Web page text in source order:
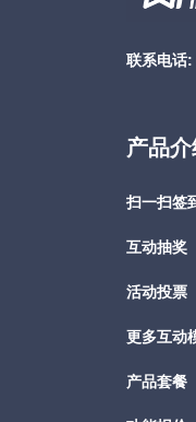
联系电话:
产品介
扫一扫签
互动抽奖
活动投票
更多互动
产品套餐